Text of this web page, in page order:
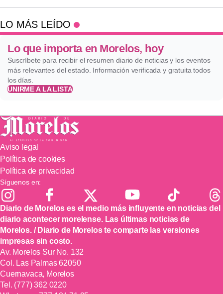
LO MÁS LEÍDO
Lo que importa en Morelos, hoy
Suscríbete para recibir el resumen diario de noticias y los eventos
más relevantes del estado. Información verificada y gratuita todos
los días.
UNIRME A LA LISTA
Aviso legal
Política de cookies
Política de privacidad
Síguenos en:
Diario de Morelos es el medio más influyente en noticias del
diario acontecer morelense. Las últimas noticias de
Morelos. / Diario de Morelos te comparte las versiones
impresas sin costo.
Av. Morelos Sur No. 132
Col. Las Palmas 62050
Cuernavaca, Morelos
Tel. (777) 362 0220